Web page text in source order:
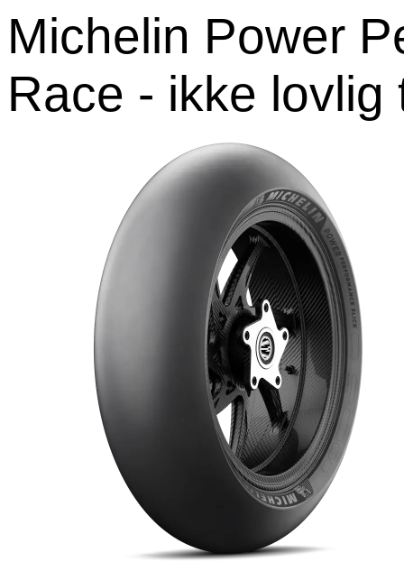
Michelin Power
Race - ikke lovlig